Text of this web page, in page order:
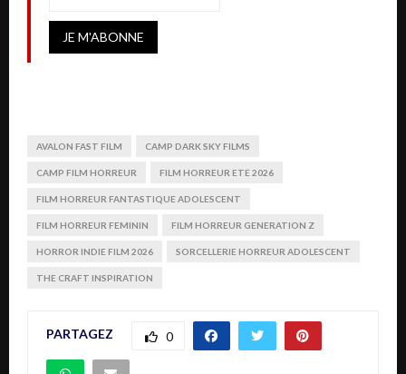
AVALON FAST FILM CAMP DARK SKY FILMS
CAMP FILM HORREUR FILM HORREUR ETE 2026
FILM HORREUR FANTASTIQUE ADOLESCENT
FILM HORREUR FEMININ FILM HORREUR GENERATION Z
HORROR INDIE FILM 2026 SORCELLERIE HORREUR ADOLESCENT
THE CRAFT INSPIRATION
PARTAGEZ 0